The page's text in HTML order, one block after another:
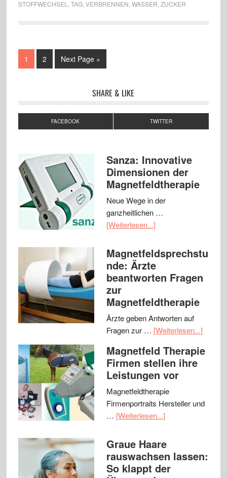
STOFFWECHSEL
TAG, VERBRENNEN WASSER ZUCKER
1 2 Next Page »
SHARE & LIKE
FACEBOOK TWITTER
Sanza: Innovative
Dimensionen der
Magnetfeldtherapie
Neue Wege in der
ganzheitlichen …
[Weiterlesen...]
Magnetfeldsprechstu
nde: Ärzte
beantworten Fragen
zur
Magnetfeldtherapie
Ärzte geben Antworten auf
Fragen zur … [Weiterlesen...]
Magnetfeld Therapie
Firmen stellen ihre
Leistungen vor
Magnetfeldtherapie
Firmenportraits Hersteller und
… [Weiterlesen...]
Graue Haare
rauswachsen lassen:
So klappt der